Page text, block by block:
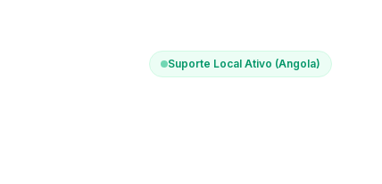
Suporte Local Ativo (Angola)